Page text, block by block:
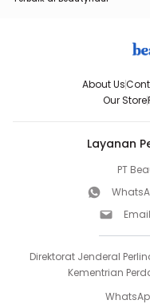
About Us
Our Store
Layanan
PT
Direktorat Jenderal
Kementrian